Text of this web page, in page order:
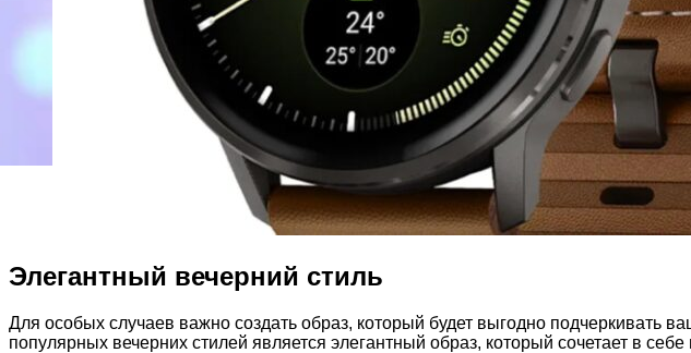
Элегантный вечерний стиль
Для особых случаев важно создать образ, который будет выгодно подчеркивать
популярных вечерних стилей является элегантный образ, который сочетает в